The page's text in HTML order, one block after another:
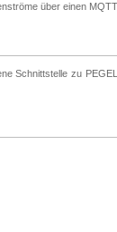
über einen
Schnittstelle zu